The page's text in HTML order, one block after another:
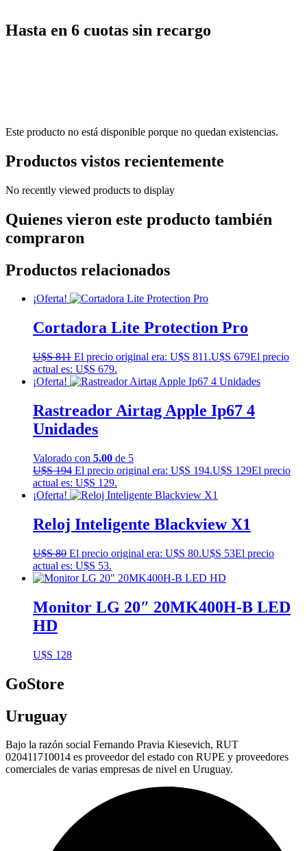
Hasta en 6 cuotas sin recargo
Este producto no está disponible porque no quedan existencias.
Productos vistos recientemente
No recently viewed products to display
Quienes vieron este producto también
compraron
Productos relacionados
¡Oferta!
Cortadora Lite Protection Pro
U$S811 El precio original era: U$S 811.U$S 679El precio
actual es: U$S 679.
¡Oferta!
Rastreador Airtag Apple Ip67 4
Unidades
Valorado con 5.00 de 5
U$S194 El precio original era: U$S 194.U$S 129El precio
actual es: U$S 129.
¡Oferta!
Reloj Inteligente Blackview X1
U$S80 El precio original era: U$S 80.U$S 53El precio
actual es: U$S 53.
Monitor LG 20″ 20MK400H-B LED
HD
U$S 128
GoStore
Uruguay
Bajo la razón social Fernando Pravia Kiesevich, RUT
020411710014 es proveedor del estado con RUPE y proveedores
comerciales de varias empresas de nivel en Uruguay.